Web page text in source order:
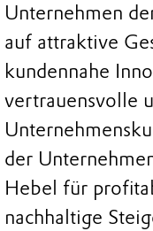
Unternehmen
auf attraktive
kundennahe
vertrauensvolle
der
Hebel für
nachhaltige